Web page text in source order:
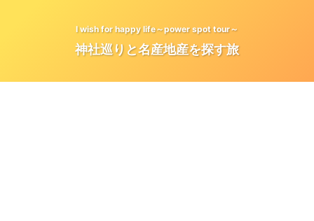
I wish for happy life～power spot tour～
神社巡りと名産地産を探す旅